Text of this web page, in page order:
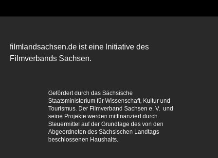
filmlandsachsen.de ist eine Initiative des
Filmverbands Sachsen.
Gefördert durch das Sächsische
Staatsministerium für Wissenschaft, Kultur und
Tourismus. Der Filmverband Sachsen e. V. und
seine Projekte werden mitfinanziert durch
Steuermittel auf der Grundlage des von den
Abgeordneten des Sächsischen Landtags
beschlossenen Haushalts.